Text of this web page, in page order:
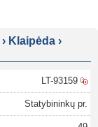
› Klaipėda ›
LT-93159
Statybininkų pr.